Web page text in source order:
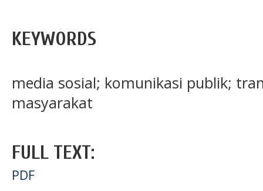
KEYWORDS
media sosial; komunikasi publik;
masyarakat
FULL TEXT:
PDF